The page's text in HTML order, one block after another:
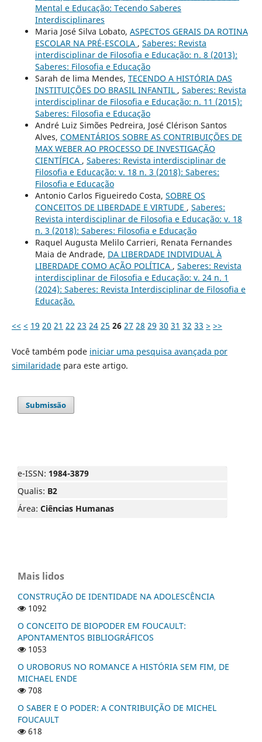
Mental e Educação: Tecendo Saberes
Interdisciplinares
Maria José Silva Lobato, ASPECTOS GERAIS DA ROTINA
ESCOLAR NA PRÉ-ESCOLA , Saberes: Revista
interdisciplinar de Filosofia e Educação: n. 8 (2013):
Saberes: Filosofia e Educação
Sarah de lima Mendes, TECENDO A HISTÓRIA DAS
INSTITUIÇÕES DO BRASIL INFANTIL , Saberes: Revista
interdisciplinar de Filosofia e Educação: n. 11 (2015):
Saberes: Filosofia e Educação
André Luiz Simões Pedreira, José Clérison Santos
Alves, COMENTÁRIOS SOBRE AS CONTRIBUIÇÕES DE
MAX WEBER AO PROCESSO DE INVESTIGAÇÃO
CIENTÍFICA , Saberes: Revista interdisciplinar de
Filosofia e Educação: v. 18 n. 3 (2018): Saberes:
Filosofia e Educação
Antonio Carlos Figueiredo Costa, SOBRE OS
CONCEITOS DE LIBERDADE E VIRTUDE , Saberes:
Revista interdisciplinar de Filosofia e Educação: v. 18
n. 3 (2018): Saberes: Filosofia e Educação
Raquel Augusta Melilo Carrieri, Renata Fernandes
Maia de Andrade, DA LIBERDADE INDIVIDUAL À
LIBERDADE COMO AÇÃO POLÍTICA , Saberes: Revista
interdisciplinar de Filosofia e Educação: v. 24 n. 1
(2024): Saberes: Revista Interdisciplinar de Filosofia e
Educação.
<< < 19 20 21 22 23 24 25 26 27 28 29 30 31 32 33 > >>
Você também pode iniciar uma pesquisa avançada por
similaridadepara este artigo.
Submissão
e-ISSN: 1984-3879
Qualis: B2
Área: Ciências Humanas
Mais lidos
CONSTRUÇÃO DE IDENTIDADE NA ADOLESCÊNCIA
1092
O CONCEITO DE BIOPODER EM FOUCAULT:
APONTAMENTOS BIBLIOGRÁFICOS
1053
O UROBORUS NO ROMANCE A HISTÓRIA SEM FIM, DE
MICHAEL ENDE
708
O SABER E O PODER: A CONTRIBUIÇÃO DE MICHEL
FOUCAULT
618